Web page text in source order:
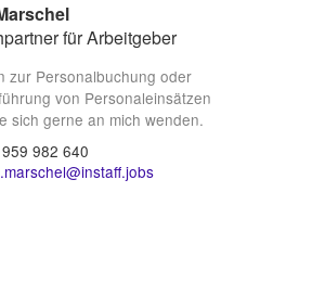
für Arbeitgeber
zur Personalbuchung oder
von Personaleinsätzen
sich gerne an mich wenden.
982 640